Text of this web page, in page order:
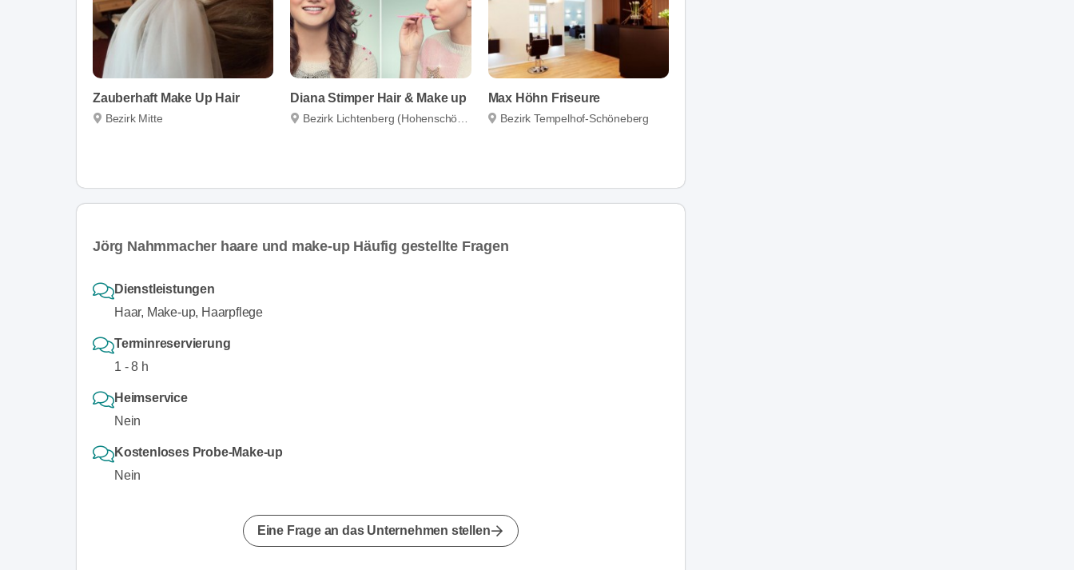
Zauberhaft Make Up Hair
Bezirk Mitte
Diana Stimper Hair & Make up
Bezirk Lichtenberg (Hohenschönhausen)
Max Höhn Friseure
Bezirk Tempelhof-Schöneberg
Jörg Nahmmacher haare und make-up Häufig gestellte Fragen
Dienstleistungen
Haar, Make-up, Haarpflege
Terminreservierung
1 - 8 h
Heimservice
Nein
Kostenloses Probe-Make-up
Nein
Eine Frage an das Unternehmen stellen